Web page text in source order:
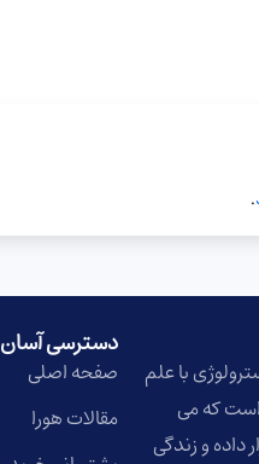
.
با علم
است که می
داده و زندگی
دسترسی آسان
صفحه اصلی
مقالات هورا